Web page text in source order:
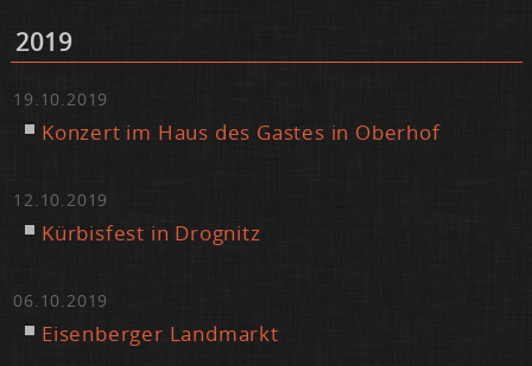
2019
19.10.2019
Kon­zert im Haus des Gas­tes in Ober­hof
12.10.2019
Kür­bis­fest in Dro­gnitz
06.10.2019
Ei­sen­ber­ger Land­markt